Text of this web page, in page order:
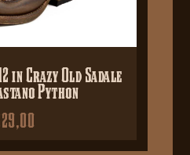
in Crazy Old Sadale
Python